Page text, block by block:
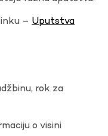
– Uputstva
rok za
o visini